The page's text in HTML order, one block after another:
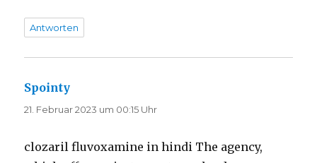
Antworten
Spointy
21. Februar 2023 um 00:15 Uhr
clozaril fluvoxamine in hindi The agency,